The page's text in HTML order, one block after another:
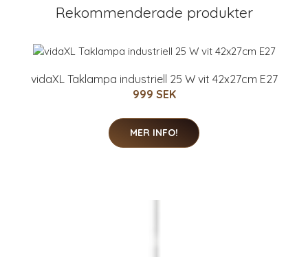
Rekommenderade produkter
vidaXL Taklampa industriell 25 W vit 42x27cm E27
999 SEK
MER INFO!